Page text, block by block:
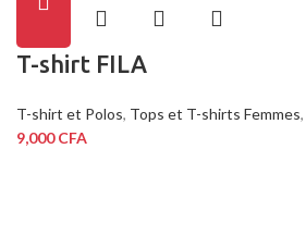
T-shirt FILA
T-shirt et Polos, Tops et T-shirts Femmes,
9,000CFA